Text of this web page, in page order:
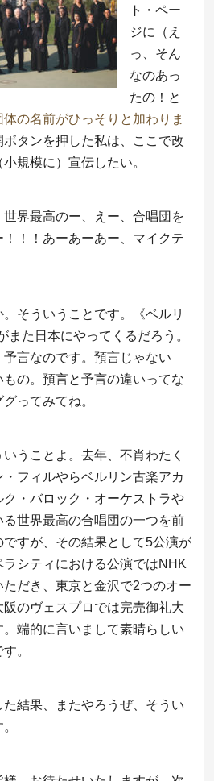
ト・ペー
ジに（え
っ、そん
なのあっ
たの！と
体の名前がひっそりと加わりま
ボタンを押した私は、ここで改
規模に）宣伝したい。
界最高のー、えー、合唱団を
！！あーあーあー、マイクテ
。そういうことです。《ベルリ
また日本にやってくるだろう。
言なのです。預言じゃない
の。預言と予言の違いってな
ってみてね。
うことよ。去年、不肖わたく
フィルやらベルリン古楽アカ
・バロック・オーケストラや
世界最高の合唱団の一つを前
すが、その結果として5公演が
シティにおける公演ではNHK
だき、東京と金沢で2つのオー
のヴェスプロでは完売御礼大
端的に言いまして素晴らしい
。
結果、またやろうぜ、そうい